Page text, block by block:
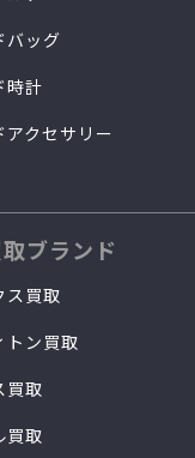
バッグ
時計
アクセサリー
ブランド
ス買取
トン買取
買取
買取